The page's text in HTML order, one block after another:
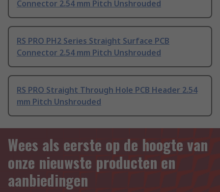
Connector 2.54 mm Pitch Unshrouded
RS PRO PH2 Series Straight Surface PCB
Connector 2.54 mm Pitch Unshrouded
RS PRO Straight Through Hole PCB Header 2.54
mm Pitch Unshrouded
Wees als eerste op de hoogte van
onze nieuwste producten en
aanbiedingen